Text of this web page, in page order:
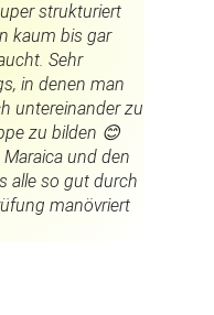
strukturiert
kaum bis gar
Sehr
in denen man
untereinander zu
zu bilden 😊
und den
alle so gut durch
manövriert